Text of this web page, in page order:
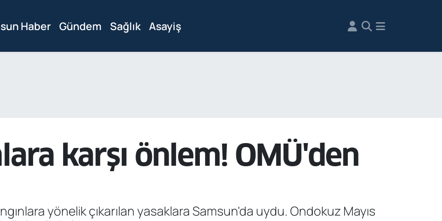
Haber Gündem Sağlık Asayiş
karşı önlem! OMÜ'den
yönelik çıkarılan yasaklara Samsun'da uydu. Ondokuz Mayıs